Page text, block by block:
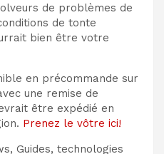
de problèmes de
de tonte
bien être votre
en précommande sur
une remise de
être expédié en
Prenez le vôtre ici!
Guides, technologies